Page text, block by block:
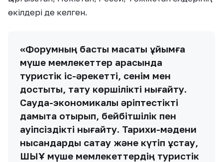
өкілдері де келген.
«Форумның басты мақсаты ұйымға
мүше мемлекеттер арасында
туристік іс-әрекетті, сенім мен
достықты, тату көршілікті нығайту.
Сауда-экономикалық әріптестікті
дамыта отырып, бейбітшілік пен
қауіпсіздікті нығайту. Тарихи-мәдени
нысандарды сақтау және күтіп ұстау,
ШЫҰ мүше мемлекеттердің туристік